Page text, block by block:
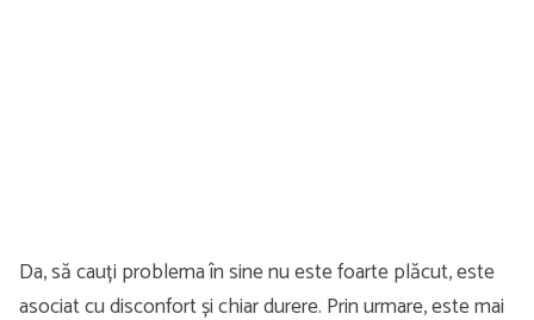
Da, să cauți problema în sine nu este foarte plăcut, este
asociat cu disconfort și chiar durere. Prin urmare, este mai